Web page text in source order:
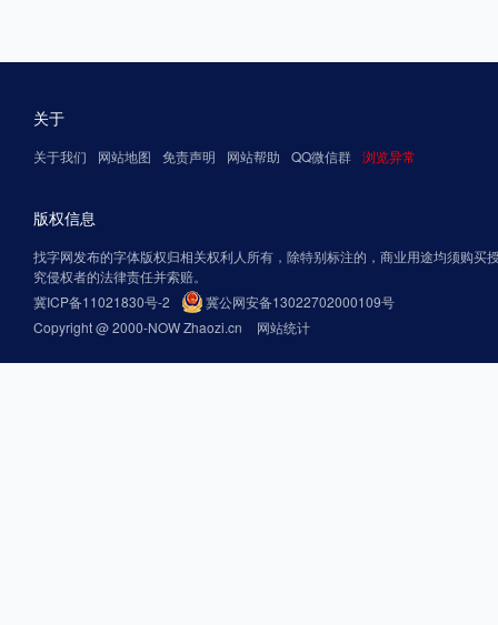
关于
关于我们 网站地图 免责声明 网站帮助 QQ微信群 浏览异常
版权信息
找字网发布的字体版权归相关权利人所有，除特别标注的，商业用途均须购买
究侵权者的法律责任并索赔。
冀ICP备11021830号-2
冀公网安备13022702000109号
Copyright @ 2000-NOW Zhaozi.cn
网站统计